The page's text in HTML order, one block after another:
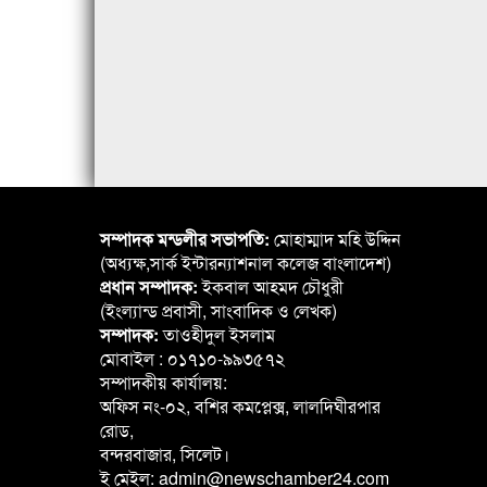
সম্পাদক মন্ডলীর সভাপতি: মোহাম্মাদ মহি উদ্দিন
(অধ্যক্ষ,সার্ক ইন্টারন্যাশনাল কলেজ বাংলাদেশ)
প্রধান সম্পাদক:ইকবাল আহমদ চৌধুরী
(ইংল্যান্ড প্রবাসী, সাংবাদিক ও লেখক)
সম্পাদক:তাওহীদুল ইসলাম
মোবাইল : ০১৭১০-৯৯৩৫৭২
সম্পাদকীয় কার্যালয়:
অফিস নং-০২, বশির কমপ্লেক্স, লালদিঘীরপার
রোড,
বন্দরবাজার, সিলেট।
ই মেইল: admin@newschamber24.com